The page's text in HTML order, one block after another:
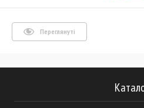
Переглянуті